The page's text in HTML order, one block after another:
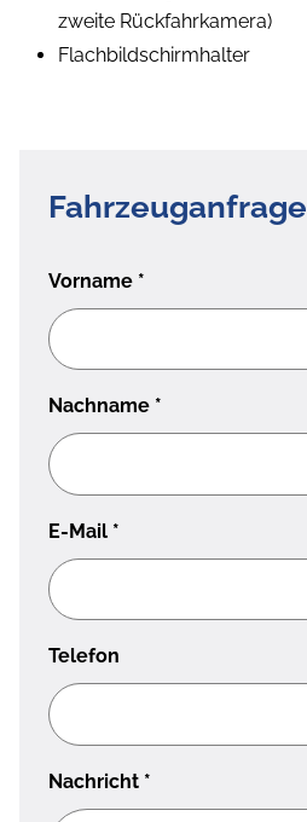
zweite Rückfahrkamera)
Flachbildschirmhalter
Fahrzeuganfrage
Vorname *
Nachname *
E-Mail *
Telefon
Nachricht *